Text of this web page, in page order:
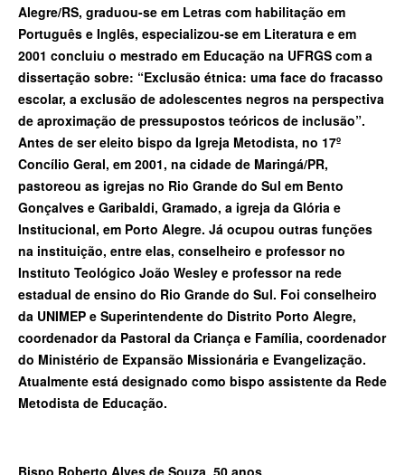
Alegre/RS, graduou-se em Letras com habilitação em
Português e Inglês, especializou-­se em Literatura e em
2001 concluiu o mestrado em Educação na UFRGS com a
dissertação sobre: “Exclusão étnica: uma face do fracasso
escolar, a exclusão de adolescentes negros na perspectiva
de aproximação de pressupostos teóricos de inclusão”.
Antes de ser eleito bispo da Igreja Metodista, no 17º
Concílio Geral, em 2001, na cidade de Maringá/PR,
pastoreou as igrejas no Rio Grande do Sul em Bento
Gonçalves e Garibaldi, Gramado, a igreja da Glória e
Institucional, em Porto Alegre. Já ocupou outras funções
na instituição, entre elas, conselheiro e professor no
Instituto Teológico João Wesley e professor na rede
estadual de ensino do Rio Grande do Sul. Foi conselheiro
da UNIMEP e Superintendente do Distrito Porto Alegre,
coordenador da Pastoral da Criança e Família, coordenador
do Ministério de Expansão Missionária e Evangelização.
Atualmente está designado como bispo assistente da Rede
Metodista de Educação.
Bispo Roberto Alves de Souza, 50 anos